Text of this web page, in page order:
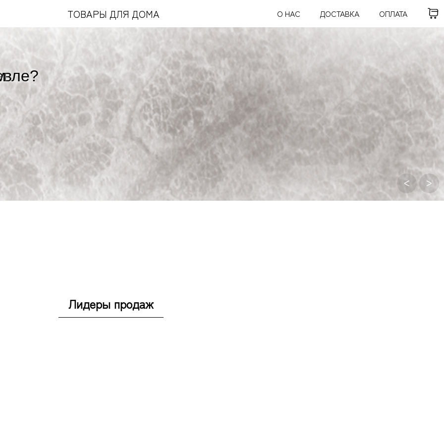
ТОВАРЫ ДЛЯ ДОМА О НАС ДОСТАВКА ОПЛАТА
ᐸ ᐳ
Лидеры продаж